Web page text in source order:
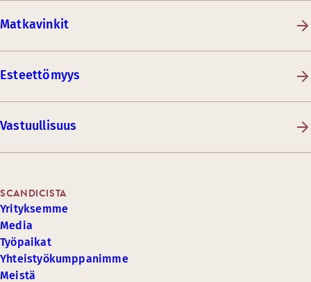
Matkavinkit
Esteettömyys
Vastuullisuus
SCANDICISTA
Yrityksemme
Media
Työpaikat
Yhteistyökumppanimme
Meistä